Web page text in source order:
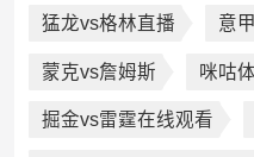
猛龙vs格林直播 意
蒙克vs詹姆斯 咪咕
掘金vs雷霆在线观看